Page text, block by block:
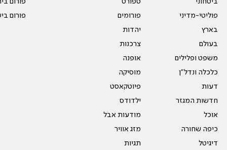
פוליטי-מדיני
בארץ
בעולם
משפט ופלילים
כלכלה ונדל"ן
דעות
חדשות המגזר
אוכל
כיפה שחורה
דיגיטל
פורומים
יהדות
צרכנות
אופנה
מוסיקה
פיוטקאסט
ילדודס
מודעות אבל
מזג אוויר
תגיות
פורום